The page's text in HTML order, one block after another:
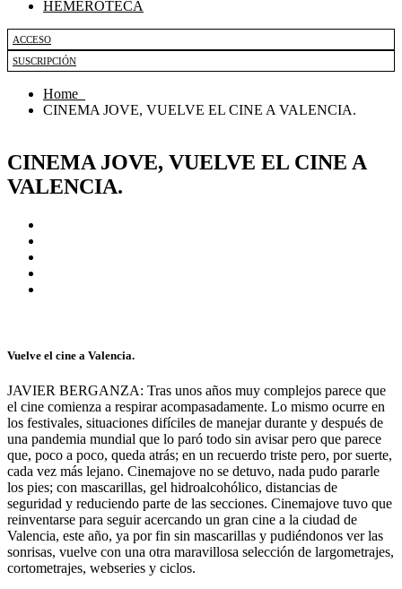
HEMEROTECA
ACCESO
SUSCRIPCIÓN
Home
CINEMA JOVE, VUELVE EL CINE A VALENCIA.
CINEMA JOVE, VUELVE EL CINE A
VALENCIA.
Vuelve el cine a Valencia.
JAVIER BERGANZA: Tras unos años muy complejos parece que
el cine comienza a respirar acompasadamente. Lo mismo ocurre en
los festivales, situaciones difíciles de manejar durante y después de
una pandemia mundial que lo paró todo sin avisar pero que parece
que, poco a poco, queda atrás; en un recuerdo triste pero, por suerte,
cada vez más lejano. Cinemajove no se detuvo, nada pudo pararle
los pies; con mascarillas, gel hidroalcohólico, distancias de
seguridad y reduciendo parte de las secciones. Cinemajove tuvo que
reinventarse para seguir acercando un gran cine a la ciudad de
Valencia, este año, ya por fin sin mascarillas y pudiéndonos ver las
sonrisas, vuelve con una otra maravillosa selección de largometrajes,
cortometrajes, webseries y ciclos.